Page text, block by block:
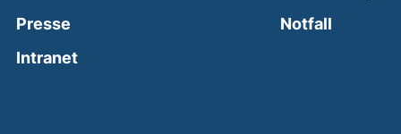
Presse
Intranet(external link, opens in a new window)
Notfall